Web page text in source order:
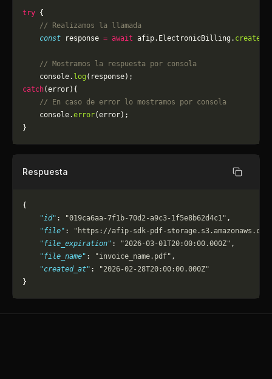
try {
    // Realizamos la llamada
    const
response = await afip.ElectronicBilling.
    // Mostramos la respuesta por consola
    console.
log (response);
catch(error){
    // En caso de error lo mostramos por consola
	console.
error(error);
}
Respuesta Copiar
{
    "id"
: "019ca6aa-7f1b-70d2-a9c3-1f5e8b62d4c1" ,
    "file"
:
"https://afip-sdk-pdf-
    "file_expiration"
: "2026-03-01T20:00:00.000Z" ,
    "file_name"
: "invoice_name.pdf" ,
    "created_at"
:
"2026-02-28T20:00:00.000Z"
}